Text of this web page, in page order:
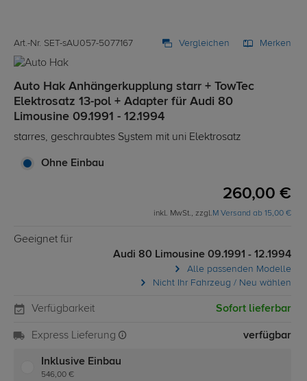
Art.-Nr. SET-sAU057-5077167 Vergleichen Merken
Auto Hak Anhängerkupplung starr + TowTec
Elektrosatz 13-pol + Adapter für Audi 80
Limousine 09.1991 - 12.1994
starres, geschraubtes System mit uni Elektrosatz
Ohne Einbau
260,00 €
inkl. MwSt., zzgl.M Versand ab 15,00 €
Geeignet für
Audi 80 Limousine 09.1991 - 12.1994
Alle passenden Modelle
Nicht Ihr Fahrzeug / Neu wählen
Verfügbarkeit Sofort lieferbar
Express Lieferung verfügbar
Inklusive Einbau
546,00 €